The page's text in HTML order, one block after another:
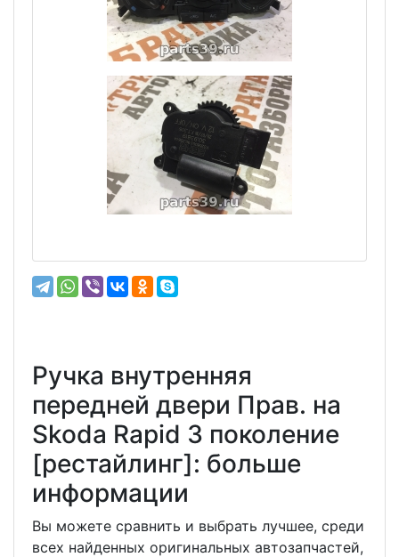
Ручка внутренняя
передней двери Прав. на
Skoda Rapid 3 поколение
[рестайлинг]: больше
информации
Вы можете сравнить и выбрать лучшее, среди
всех найденных оригинальных автозапчастей,